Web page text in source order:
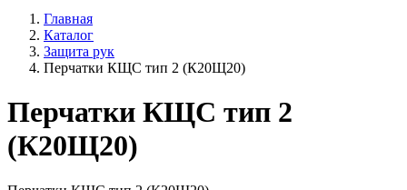
Главная
Каталог
Защита рук
Перчатки КЩС тип 2 (К20Щ20)
Перчатки КЩС тип 2
(К20Щ20)